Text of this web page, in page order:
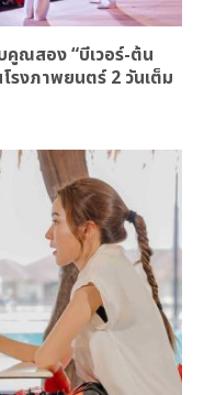
คูณสอง “บีเวอร์-ต้น
โรงภาพยนตร์ 2 วันเต็ม